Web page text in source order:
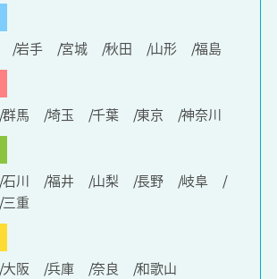
岩手 宮城 秋田 山形
福島
群馬 埼玉 千葉 東京
神奈川
石川 福井 山梨 長野
岐阜
三重
大阪 兵庫 奈良
和歌山